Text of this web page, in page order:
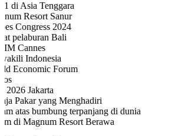
di Asia Tenggara
Resort Sanur
Congress 2024
pelaburan Bali
Cannes
Indonesia
Economic Forum
2026 Jakarta
Pakar yang Menghadiri
atas bumbung terpanjang di dunia
m di Magnum Resort Berawa